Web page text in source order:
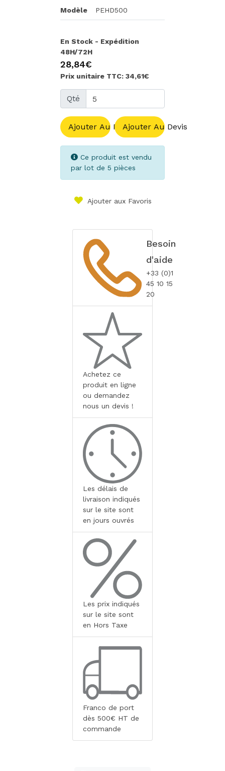
Modèle PEHD500
En Stock - Expédition
48H/72H
28,84€
Prix unitaire TTC: 34,61€
Qté
Ajouter Au PanierAjouter Au Devis
Ce produit est vendu
par lot de 5 pièces
Ajouter aux Favoris
Besoin
d'aide
+33 (0)1
45 10 15
20
Achetez ce
produit en ligne
ou demandez
nous un devis !
Les délais de
livraison indiqués
sur le site sont
en jours ouvrés
Les prix indiqués
sur le site sont
en Hors Taxe
Franco de port
dès 500€ HT de
commande